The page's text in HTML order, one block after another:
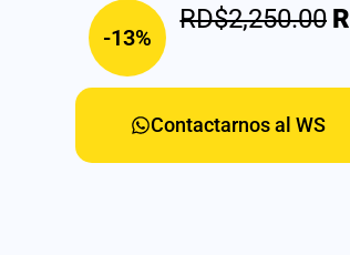
-13%
RD$2,250.00
Contactarnos al WS